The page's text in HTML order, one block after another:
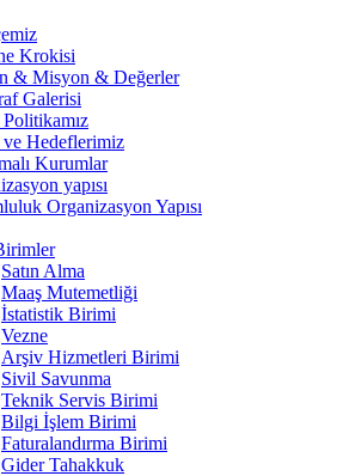
Krokisi
& Misyon & Değerler
Galerisi
Hedeflerimiz
Kurumlar
yapısı
Organizasyon Yapısı
Satın Alma
Maaş Mutemetliği
İstatistik Birimi
Vezne
Arşiv Hizmetleri Birimi
Sivil Savunma
Teknik Servis Birimi
Bilgi İşlem Birimi
Faturalandırma Birimi
Gider Tahakkuk